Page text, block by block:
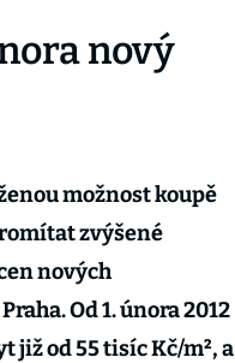
nový
možnost koupě
zvýšené
nových
Od 1. února 2012
již od 55 tisíc Kč/m², a